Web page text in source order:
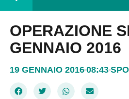
OPERAZIONE
GENNAIO 2016
19 GENNAIO 2016 08:43